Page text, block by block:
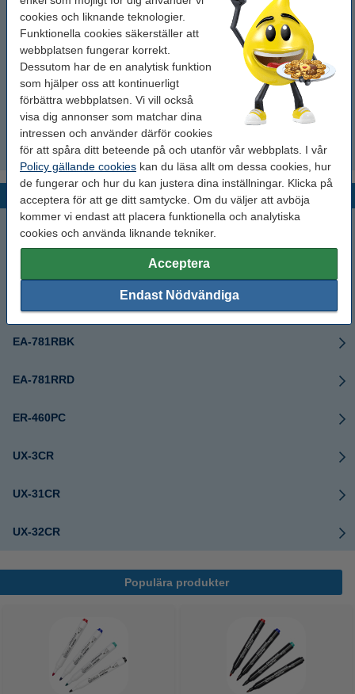
cookies och liknande teknologier.
Funktionella cookies säkerställer att
webbplatsen fungerar korrekt.
Dessutom har de en analytisk funktion
som hjälper oss att kontinuerligt
förbättra webbplatsen. Vi vill också
visa dig annonser som matchar dina
intressen och använder därför cookies
för att spåra ditt beteende på och utanför vår webbplats. I vår
Policy gällande cookies kan du läsa allt om dessa cookies, hur
de fungerar och hur du kan justera dina inställningar. Klicka på
acceptera för att ge ditt samtycke. Om du väljer att avböja
kommer vi endast att placera funktionella och analytiska
cookies och använda liknande tekniker.
Acceptera
Endast Nödvändiga
XE-A 110
XE-A 130
XE-A 135
Välj färgband nummer
EA-732R
EA-781RBK
EA-781RRD
ER-460PC
UX-3CR
UX-31CR
UX-32CR
Populära produkter